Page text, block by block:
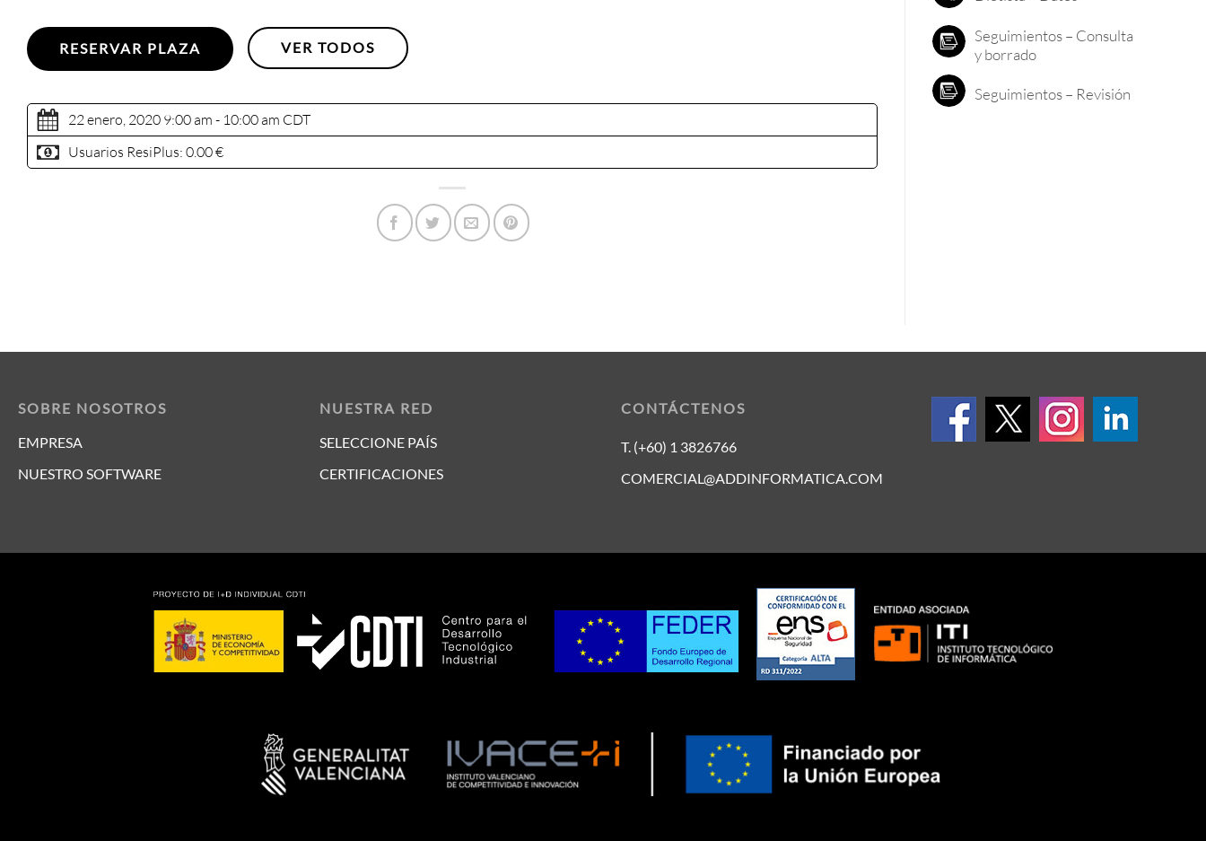
RESERVAR PLAZA VER TODOS
22 enero, 2020 9:00 am - 10:00 am CDT
Usuarios ResiPlus: 0.00 €
Seguimientos – Consulta
y borrado
Seguimientos – Revisión
SOBRE NOSOTROS
EMPRESA
NUESTRO SOFTWARE
NUESTRA RED
SELECCIONE PAÍS
CERTIFICACIONES
CONTÁCTENOS
T. (+60) 1 3826766
COMERCIAL@ADDINFORMATICA.COM